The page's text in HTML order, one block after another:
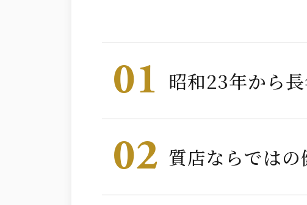
01 昭和23年から
02 質店ならでは